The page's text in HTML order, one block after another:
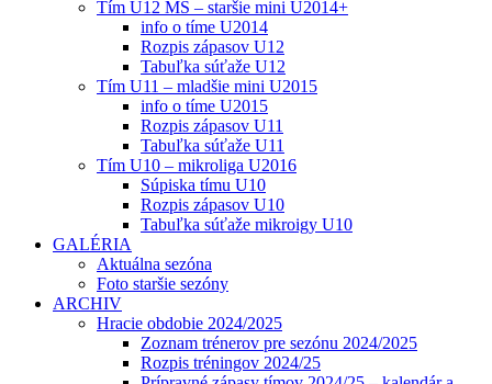
Tím U12 MS – staršie mini U2014+
info o tíme U2014
Rozpis zápasov U12
Tabuľka súťaže U12
Tím U11 – mladšie mini U2015
info o tíme U2015
Rozpis zápasov U11
Tabuľka súťaže U11
Tím U10 – mikroliga U2016
Súpiska tímu U10
Rozpis zápasov U10
Tabuľka súťaže mikroigy U10
GALÉRIA
Aktuálna sezóna
Foto staršie sezóny
ARCHIV
Hracie obdobie 2024/2025
Zoznam trénerov pre sezónu 2024/2025
Rozpis tréningov 2024/25